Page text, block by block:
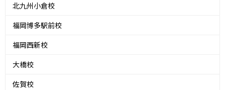
北九州小倉校
福岡博多駅前校
福岡西新校
大橋校
佐賀校